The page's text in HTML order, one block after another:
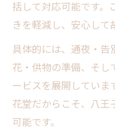
補助金活用で抑
八王子市の
補助金申請
東花堂 お葬
補助金と実
括して対応可能です。
きを軽減し、安心して
具体的には、通夜・
花・供物の準備、そし
ービスを展開していま
花堂だからこそ、八王
可能です。